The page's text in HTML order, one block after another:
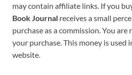
may contain affiliate links. If you
Book Journal receives a small
purchase as a commission. You
your purchase. This money is used
website.